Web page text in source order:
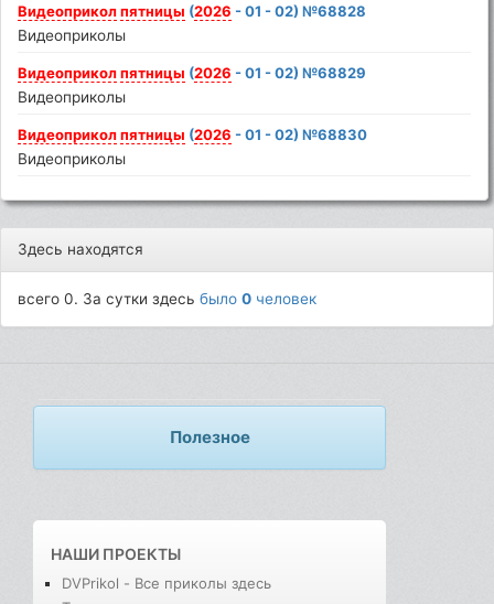
Видеоприкол пятницы (2026 - 01 - 02) №68828
Видеоприколы
Видеоприкол пятницы (2026 - 01 - 02) №68829
Видеоприколы
Видеоприкол пятницы (2026 - 01 - 02) №68830
Видеоприколы
Здесь находятся
всего 0. За сутки здесьбыло0 человек
Полезное
НАШИ ПРОЕКТЫ
DVPrikol - Все приколы здесь